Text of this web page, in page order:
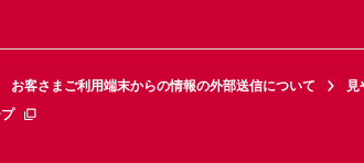
お客さまご利用端末からの情報の外部送信について
見